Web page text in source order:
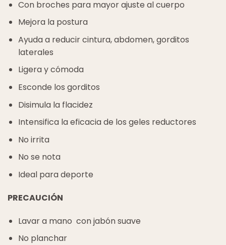
Con broches para mayor ajuste al cuerpo
Mejora la postura
Ayuda a reducir cintura, abdomen, gorditos
laterales
Ligera y cómoda
Esconde los gorditos
Disimula la flacidez
Intensifica la eficacia de los geles reductores
No irrita
No se nota
Ideal para deporte
PRECAUCIÓN
Lavar a mano con jabón suave
No planchar